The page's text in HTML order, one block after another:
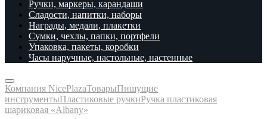
Ручки, маркеры, карандаши
Сладости, напитки, наборы
Награды, медали, плакетки
Сумки, чехлы, папки, портфели
Упаковка, пакеты, коробки
Часы наручные, настольные, настенные
Компания NicePlazaТоварыПишущие
инструментыПластиковые ручкиРучка пластиковая
шариковая «Albany»